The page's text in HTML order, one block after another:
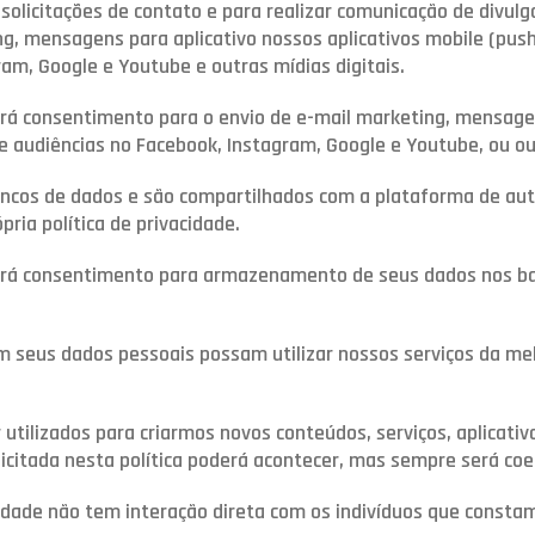
de contato e para realizar comunicação de
mensagens para aplicativo nossos aplicativos mobile
Google e Youtube e outras mídias digitais.
consentimento para o envio de e-mail marketing,
no Facebook, Instagram, Google e Youtube, ou
de dados e são compartilhados com a plataforma de
política de privacidade.
consentimento para armazenamento de seus dados nos
seus dados pessoais possam utilizar nossos serviços da
para criarmos novos conteúdos, serviços,
nesta política poderá acontecer, mas sempre será
não tem interação direta com os indivíduos que